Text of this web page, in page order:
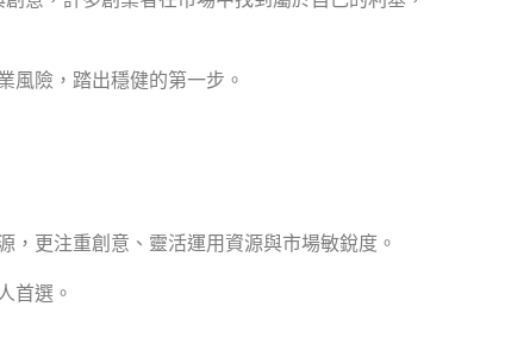
風險，踏出穩健的第一步。
更注重創意、靈活運用資源與市場敏銳度。
首選。